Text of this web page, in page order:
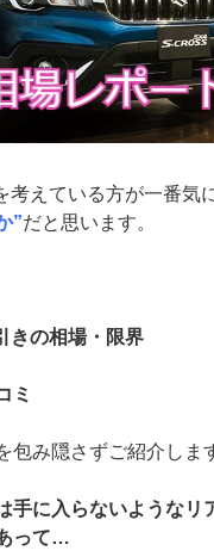
考えている方が一番気
”だと思います。
きの相場・限界
ミ
包み隠さずご紹介しま
手に入らないようなリ
って…